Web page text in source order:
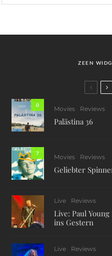
ZEEN
0
Movies Reviews
Palästina 36
7
Movies Reviews
Geliebter
Live Reviews
Live: Paul
ins Gestern
Live Reviews